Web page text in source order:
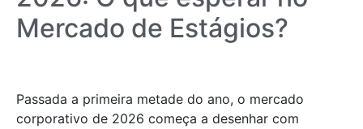
Mercado de Estágios?
Passada a primeira metade do ano, o mercado
corporativo de 2026 começa a desenhar com